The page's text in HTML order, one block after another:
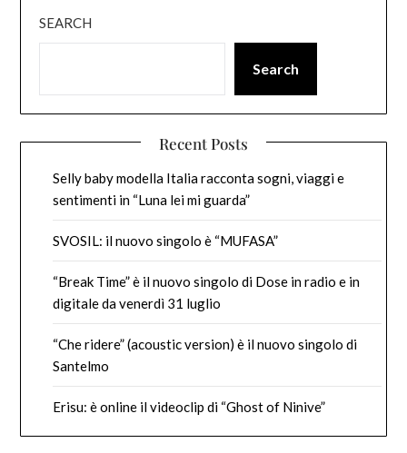
SEARCH
Search
Recent Posts
Selly baby modella Italia racconta sogni, viaggi e
sentimenti in “Luna lei mi guarda”
SVOSIL: il nuovo singolo è “MUFASA”
“Break Time” è il nuovo singolo di Dose in radio e in
digitale da venerdì 31 luglio
“Che ridere” (acoustic version) è il nuovo singolo di
Santelmo
Erisu: è online il videoclip di “Ghost of Ninive”